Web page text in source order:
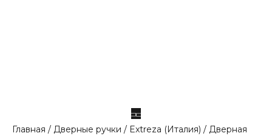
Главная / Дверные ручки / Extreza (Италия) / Дверная